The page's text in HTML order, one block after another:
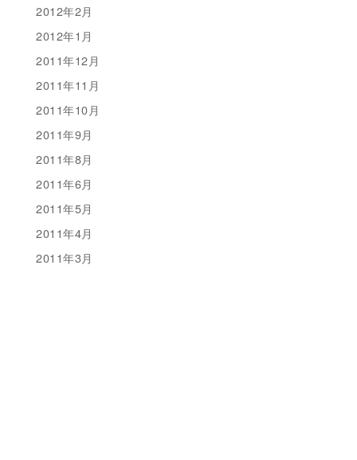
2012年2月
2012年1月
2011年12月
2011年11月
2011年10月
2011年9月
2011年8月
2011年6月
2011年5月
2011年4月
2011年3月